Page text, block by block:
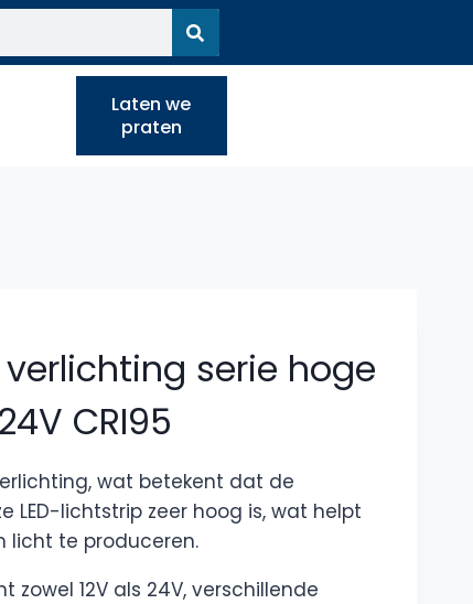
Laten we
praten
verlichting serie hoge
CRI95
wat betekent dat de
LED-lichtstrip zeer hoog is, wat helpt
licht te produceren.
zowel 12V als 24V, verschillende